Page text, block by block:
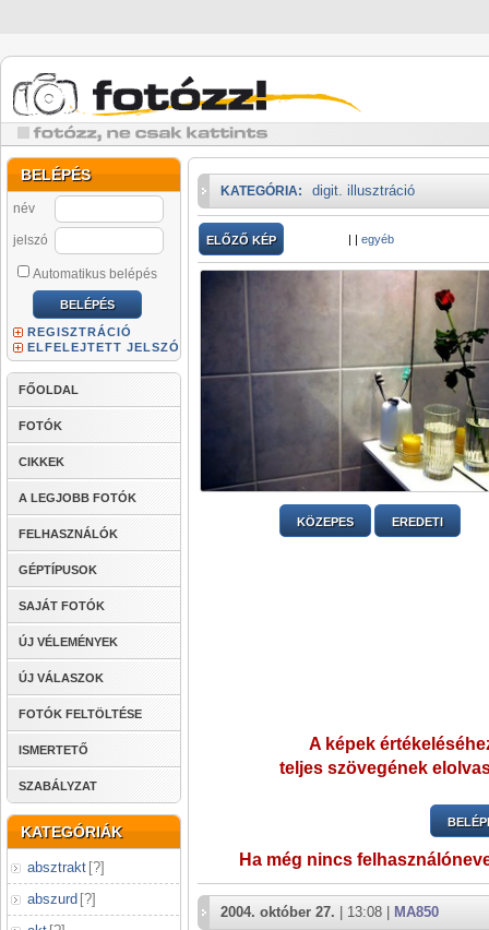
BELÉPÉS
név
jelszó
Automatikus belépés
REGISZTRÁCIÓ
ELFELEJTETT JELSZÓ
FŐOLDAL
FOTÓK
CIKKEK
A LEGJOBB FOTÓK
FELHASZNÁLÓK
GÉPTÍPUSOK
SAJÁT FOTÓK
ÚJ VÉLEMÉNYEK
ÚJ VÁLASZOK
FOTÓK FELTÖLTÉSE
ISMERTETŐ
SZABÁLYZAT
KATEGÓRIÁK
absztrakt [?]
abszurd [?]
KATEGÓRIA: digit. illusztráció
ELŐZŐ KÉP | | egyéb
KÖZEPES EREDETI
A képek
teljes szövegének
Ha még nincs
2004. október 27. | 13:08 | MA850